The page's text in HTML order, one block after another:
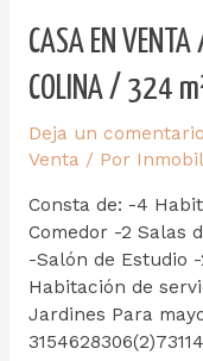
CASA EN
COLINA / 324
Deja un comentario
Venta / Por
Consta de: -4
Comedor -2 Salas
-Salón de Estudio
Habitación de
Jardines Para